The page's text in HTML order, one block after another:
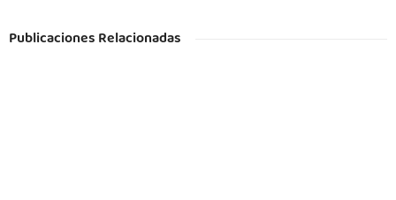
Publicaciones Relacionadas